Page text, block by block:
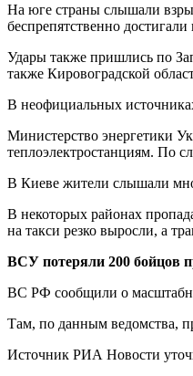
На юге страны слышали
беспрепятственно достигали
Удары также пришлись по
также Кировоградской
В неофициальных
Министерство энергетики
теплоэлектростанциям. По
В Киеве жители слышали
В некоторых районах
на такси резко выросли, а
ВСУ потеряли 200 бойцов
ВС РФ сообщили о
Там, по данным ведомства,
Источник РИА Новости